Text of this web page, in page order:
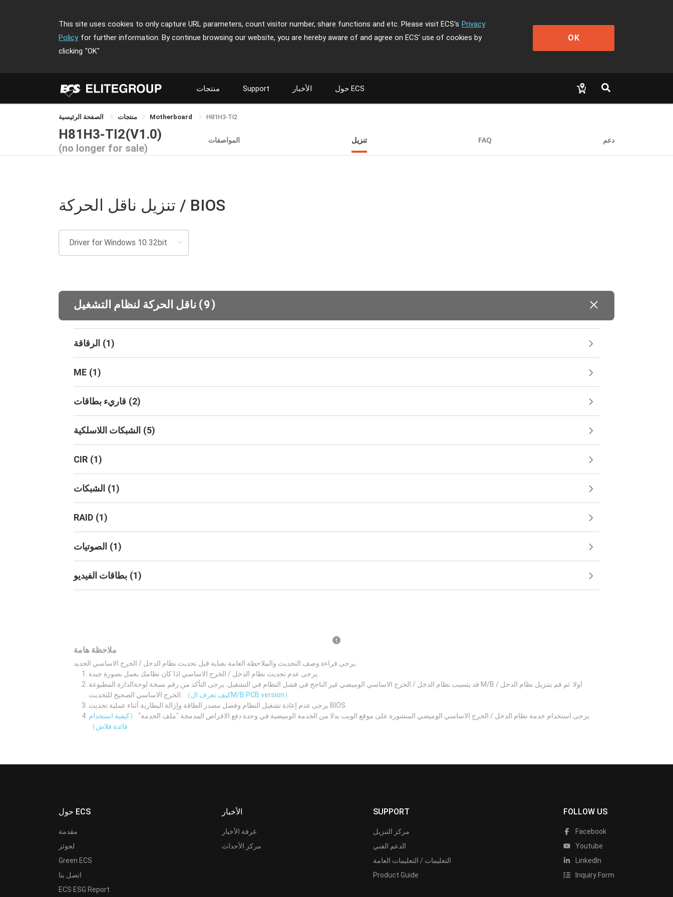
This site uses cookies to only capture URL parameters, count visitor number, share functions and etc. Please visit ECS's Privacy
Policy for further information. By continue browsing our website, you are hereby aware of and agree on ECS' use of cookies by
clicking "OK"
OK
منتجات Support الأخبار حول ECS
منتجات Motherboard H81H3-TI2
H81H3-TI2(V1.0)
(no longer for sale)
المواصفات تنزيل FAQ دعم
تنزيل ناقل الحركة / BIOS
(9 )
الرقاقة (1)
ME (1)
قاريء بطاقات (2)
الشبكات اللاسلكية (5)
CIR (1)
الشبكات (1)
RAID (1)
الصوتيات (1)
بطاقات الفيديو (1)
ملاحظة هامة
قد يتسبب نظام الدخل / الخرج الاساسي الوميضي غير الناجح في فشل النظام في التشغيل. يرجى التأكد من رقم نسخة لوحةالدارة المطبوعة M/B اولا. ثم قم بتنزيل نظام الدخل /
（كيف تعرف الM/B PCB version）
يرجى عدم إعادة تشغيل النظام وفصل مصدر الطاقة وإزالة البطارية أثناء عملية تحديث BIOS.
يرجى استخدام خدمة نظام الدخل / الخرج الاساسي الوميضي المنشورة على موقع الويب بدلا من الخدمة الوميضية في وحدة دفع الاقراص المدمجة "ملف الخدمة"
（كيفية استخدام
فائدة فلاش）
حول ECS
مقدمة
لجوئز
Green ECS
اتصل بنا
ECS ESG Report
الأخبار
غرفة الأخبار
مركز الأحداث
SUPPORT
مركز التنزيل
الدعم الفني
التعليمات / التعليمات العامة
Product Guide
FOLLOW US
Facebook
Youtube
LinkedIn
Inquiry Form